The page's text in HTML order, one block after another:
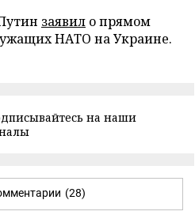
заявил о прямом
НАТО на Украине.
на наши
(28)